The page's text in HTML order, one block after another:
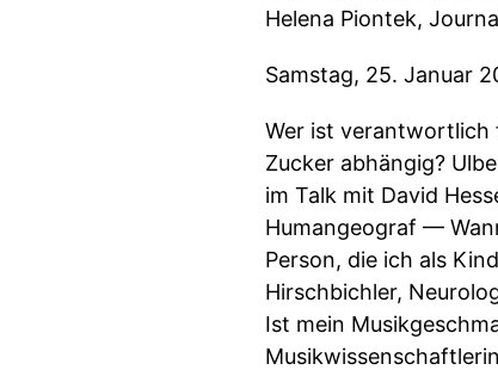
Helena Piontek,
Samstag, 25. Januar
Wer ist verantwortlich
Zucker abhängig?
im Talk mit David
Humangeograf —
Person, die ich als
Hirschbichler,
Ist mein